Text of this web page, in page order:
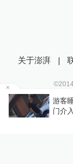
游客
门介
关于澎湃 |
沪ICP证：
互联网新